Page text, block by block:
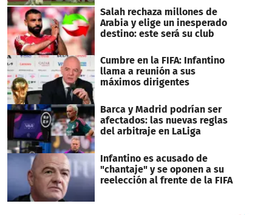
Salah rechaza millones de
Arabia y elige un inesperado
destino: este será su club
Cumbre en la FIFA: Infantino
llama a reunión a sus
máximos dirigentes
Barca y Madrid podrían ser
afectados: las nuevas reglas
del arbitraje en LaLiga
Infantino es acusado de
"chantaje" y se oponen a su
reelección al frente de la FIFA